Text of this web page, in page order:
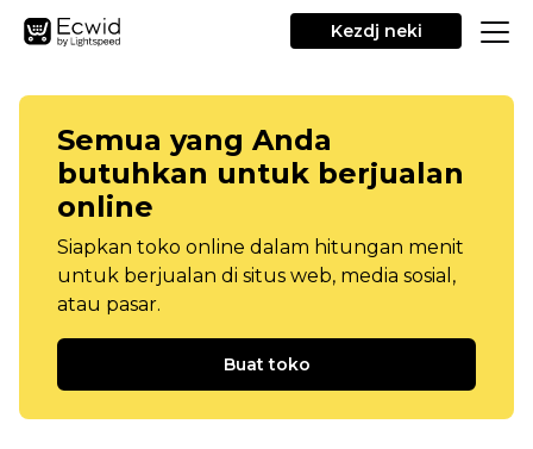
Kezdj neki
Semua yang Anda
butuhkan untuk berjualan
online
Siapkan toko online dalam hitungan menit
untuk berjualan di situs web, media sosial,
atau pasar.
Buat toko